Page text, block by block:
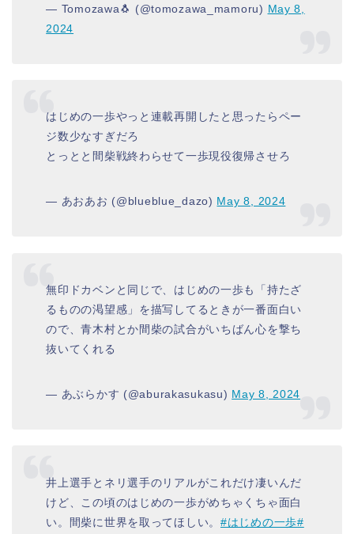
— Tomozawa🐧 (@tomozawa_mamoru) May 8,
2024
はじめの一歩やっと連載再開したと思ったらペー
ジ数少なすぎだろ
とっとと間柴戦終わらせて一歩現役復帰させろ
— あおあお (@blueblue_dazo) May 8, 2024
無印ドカベンと同じで、はじめの一歩も「持たざ
るものの渇望感」を描写してるときが一番面白い
ので、青木村とか間柴の試合がいちばん心を撃ち
抜いてくれる
— あぶらかす (@aburakasukasu) May 8, 2024
井上選手とネリ選手のリアルがこれだけ凄いんだ
けど、この頃のはじめの一歩がめちゃくちゃ面白
い。間柴に世界を取ってほしい。 #はじめの一歩#